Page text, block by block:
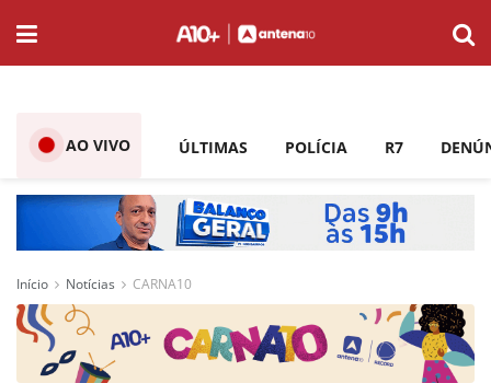
AO VIVO ÚLTIMAS POLÍCIA R7
Início Notícias CARNA10